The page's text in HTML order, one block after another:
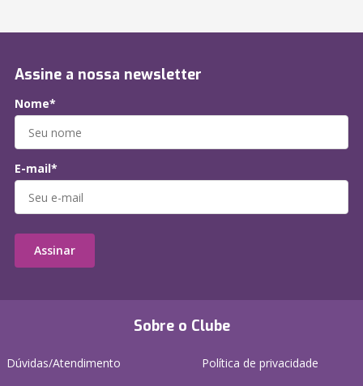
Sobre o Clube
Dúvidas/Atendimento
Política de privacidade
Assine a nossa newsletter
Nome*
E-mail*
Assinar